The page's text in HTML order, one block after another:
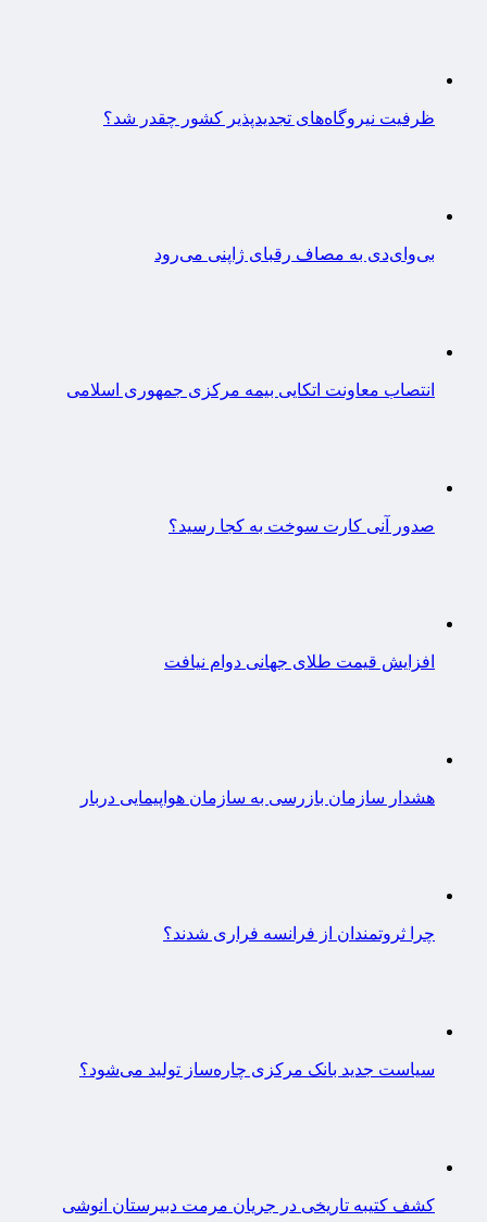
ظرفیت نیروگاه‌های تجدیدپذیر کشور چقدر شد؟
بی‌وای‌دی به مصاف رقبای ژاپنی می‌رود
انتصاب معاونت اتکایی بیمه مرکزی جمهوری اسلامی
صدور آنی کارت سوخت به کجا رسید؟
افزایش قیمت طلای جهانی دوام نیافت
هشدار سازمان بازرسی به سازمان هواپیمایی دربار
چرا ثروتمندان از فرانسه فراری شدند؟
سیاست جدید بانک مرکزی چاره‌ساز تولید می‌شود؟
کشف کتیبه تاریخی در جریان مرمت دبیرستان انوشی